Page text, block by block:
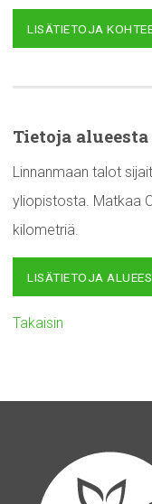
LISÄTIETOJA
Tietoja alueesta
Linnanmaan talot
yliopistosta. Matkaa
kilometriä.
LISÄTIETOJA
Takaisin